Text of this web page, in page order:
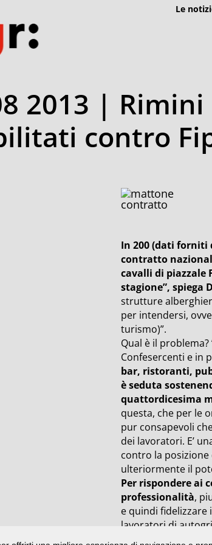
Le
2013 |
contro
contratto
In 200 (dati forniti
contratto
cavalli di piazzale
stagione”, spiega
strutture
per intendersi,
turismo)”.
Qual è il
Confesercenti e in
bar, ristoranti,
è seduta
quattordicesima
questa, che per le
pur consapevoli
dei lavoratori. E’
contro la
ulteriormente il
Per rispondere ai
professionalità,
e quindi fidelizzare
lavoratori di
cento, in